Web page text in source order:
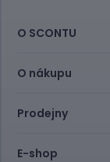
O SCONTU
O nákupu
Prodejny
E-shop